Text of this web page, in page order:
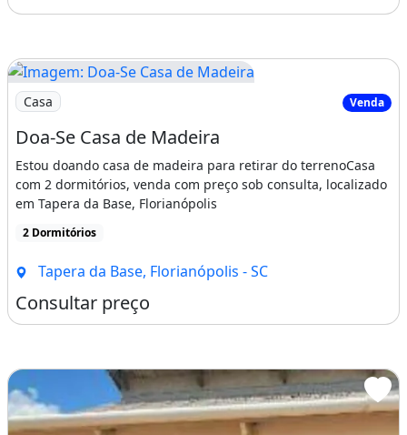
Imagem: Doa-Se Casa de Madeira
Casa Venda
Doa-Se Casa de Madeira
Estou doando casa de madeira para retirar do terrenoCasa
com 2 dormitórios, venda com preço sob consulta, localizado
em Tapera da Base, Florianópolis
2 Dormitórios
Tapera da Base, Florianópolis - SC
Consultar preço